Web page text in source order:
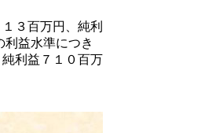
３百万円、純利
益水準につき
利益７１０百万